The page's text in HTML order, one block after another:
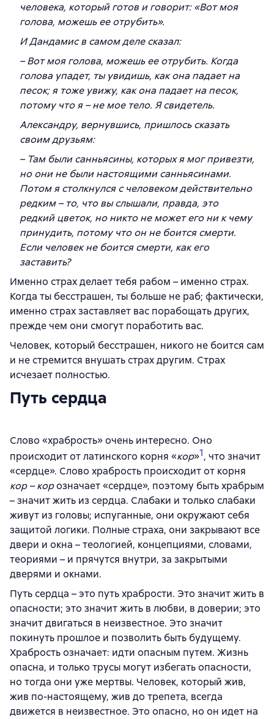
человека, который готов и говорит: «Вот моя
голова, можешь ее отрубить».
И Дандамис в самом деле сказал:
– Вот моя голова, можешь ее отрубить. Когда
голова упадет, ты увидишь, как она падает на
песок; я тоже увижу, как она падает на песок,
потому что я – не мое тело. Я свидетель.
Александру, вернувшись, пришлось сказать
своим друзьям:
– Там были санньясины, которых я мог привезти,
но они не были настоящими санньясинами.
Потом я столкнулся с человеком действительно
редким – то, что вы слышали, правда, это
редкий цветок, но никто не может его ни к чему
принудить, потому что он не боится смерти.
Если человек не боится смерти, как его
заставить?
Именно страх делает тебя рабом – именно страх.
Когда ты бесстрашен, ты больше не раб; фактически,
именно страх заставляет вас порабощать других,
прежде чем они смогут поработить вас.
Человек, который бесстрашен, никого не боится сам
и не стремится внушать страх другим. Страх
исчезает полностью.
Путь сердца
Слово «храбрость» очень интересно. Оно
происходит от латинского корня «кор»1, что значит
«сердце». Слово храбрость происходит от корня
кор – корозначает «сердце», поэтому быть храбрым
– значит жить из сердца. Слабаки и только слабаки
живут из головы; испуганные, они окружают себя
защитой логики. Полные страха, они закрывают все
двери и окна – теологией, концепциями, словами,
теориями – и прячутся внутри, за закрытыми
дверями и окнами.
Путь сердца – это путь храбрости. Это значит жить в
опасности; это значит жить в любви, в доверии; это
значит двигаться в неизвестное. Это значит
покинуть прошлое и позволить быть будущему.
Храбрость означает: идти опасным путем. Жизнь
опасна, и только трусы могут избегать опасности,
но тогда они уже мертвы. Человек, который жив,
жив по-настоящему, жив до трепета, всегда
движется в неизвестное. Это опасно, но он идет на